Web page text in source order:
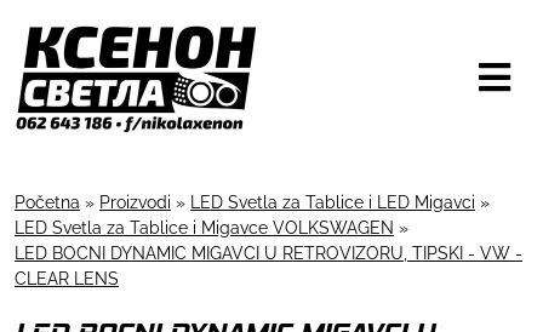
Početna » Proizvodi » LED Svetla za Tablice i LED Migavci »
LED Svetla za Tablice i Migavce VOLKSWAGEN »
LED BOCNI DYNAMIC MIGAVCI U RETROVIZORU, TIPSKI - VW -
CLEAR LENS